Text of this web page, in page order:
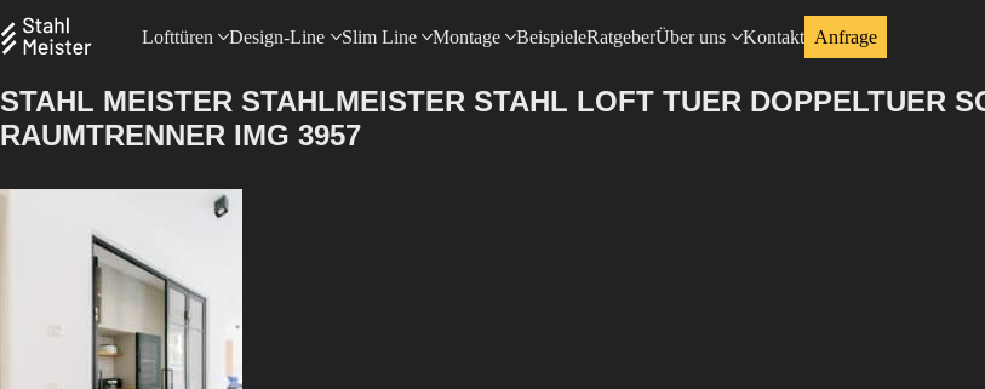
Lofttüren Design-Line Slim Line Montage BeispieleRatgeberÜber uns Kontakt Anfrage
STAHL MEISTER STAHLMEISTER STAHL LOFT TUER DOPPELTUER
RAUMTRENNER IMG 3957